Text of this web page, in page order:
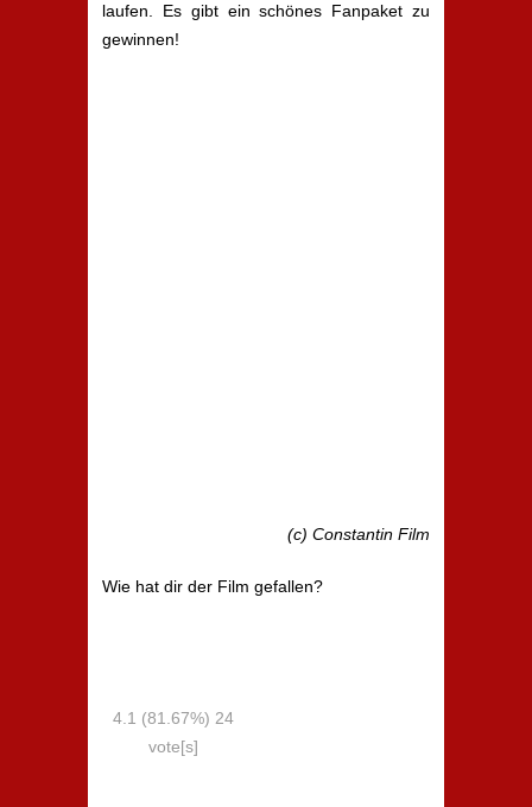
laufen. Es gibt ein schönes Fanpaket zu
gewinnen!
(c) Constantin Film
Wie hat dir der Film gefallen?
4.1 (81.67%) 24
vote[s]